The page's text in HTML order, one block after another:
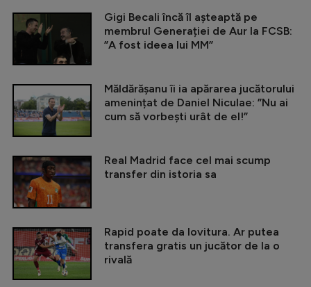
Gigi Becali încă îl așteaptă pe
membrul Generației de Aur la FCSB:
”A fost ideea lui MM”
Măldărășanu îi ia apărarea jucătorului
amenințat de Daniel Niculae: ”Nu ai
cum să vorbești urât de el!”
Real Madrid face cel mai scump
transfer din istoria sa
Rapid poate da lovitura. Ar putea
transfera gratis un jucător de la o
rivală